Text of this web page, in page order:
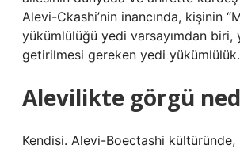
Alevi-Ckashi’nin inancında, kişinin
yükümlülüğü yedi varsayımdan biri,
getirilmesi gereken yedi yükümlülük.
Alevilikte görgü
Kendisi. Alevi-Boectashi kültüründe,